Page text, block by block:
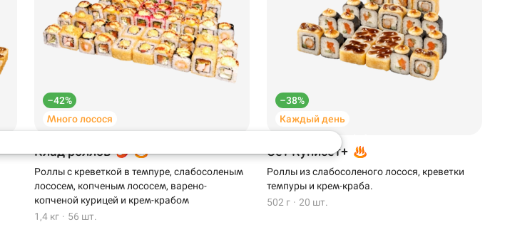
–42%
Много лосося
Клад роллов
Роллы с креветкой в темпуре, слабосоленым
лососем, копченым лососем, варено-
копченой курицей и крем-крабом
1,4 кг · 56 шт.
–38%
Каждый день
Сет Куписет+
Роллы из слабосоленого лосося, креветки
темпуры и крем-краба.
502 г · 20 шт.